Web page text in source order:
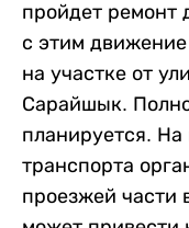
пройдет ремонт
с этим движение
на участке от
Сарайшык.
планируется.
транспорта
проезжей части